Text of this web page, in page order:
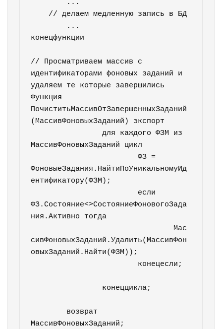
конецфункции
// Просматриваем массив с
идентификаторами фоновых заданий и
удаляем те которые завершились
Функция
ПочиститьМассивОтЗавершенныхЗаданий
(МассивФоновыхЗаданий) экспорт
		для каждого ФЗМ из
МассивФоновыхЗаданий цикл
			ФЗ =
ФоновыеЗадания.НайтиПоУникальномуИд
ентификатору(ФЗМ);
ФЗ.Состояние<>СостояниеФоновогоЗада
ния.Активно тогда
сивФоновыхЗаданий.Удалить(МассивФон
овыхЗаданий.Найти(ФЗМ));
МассивФоновыхЗаданий;